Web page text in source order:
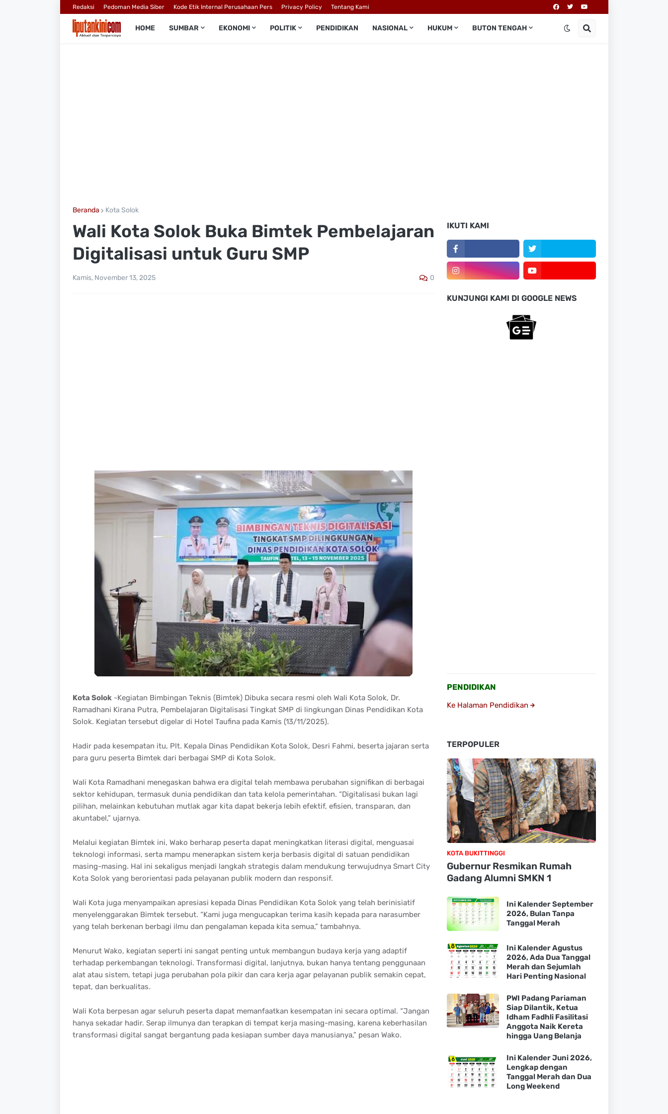
Redaksi Pedoman Media Siber Kode Etik Internal Perusahaan Pers Privacy Policy Tentang Kami
HOME SUMBAR EKONOMI POLITIK PENDIDIKAN NASIONAL HUKUM BUTON TENGAH
Beranda Kota Solok
Wali Kota Solok Buka Bimtek Pembelajaran
Digitalisasi untuk Guru SMP
Kamis, November 13, 2025 0
Kota Solok-Kegiatan Bimbingan Teknis (Bimtek) Dibuka secara resmi oleh Wali Kota Solok, Dr.
Ramadhani Kirana Putra, Pembelajaran Digitalisasi Tingkat SMP di lingkungan Dinas Pendidikan Kota
Solok. Kegiatan tersebut digelar di Hotel Taufina pada Kamis (13/11/2025).
Hadir pada kesempatan itu, Plt. Kepala Dinas Pendidikan Kota Solok, Desri Fahmi, beserta jajaran serta
para guru peserta Bimtek dari berbagai SMP di Kota Solok.
Wali Kota Ramadhani menegaskan bahwa era digital telah membawa perubahan signifikan di berbagai
sektor kehidupan, termasuk dunia pendidikan dan tata kelola pemerintahan. “Digitalisasi bukan lagi
pilihan, melainkan kebutuhan mutlak agar kita dapat bekerja lebih efektif, efisien, transparan, dan
akuntabel,” ujarnya.
Melalui kegiatan Bimtek ini, Wako berharap peserta dapat meningkatkan literasi digital, menguasai
teknologi informasi, serta mampu menerapkan sistem kerja berbasis digital di satuan pendidikan
masing-masing. Hal ini sekaligus menjadi langkah strategis dalam mendukung terwujudnya Smart City
Kota Solok yang berorientasi pada pelayanan publik modern dan responsif.
Wali Kota juga menyampaikan apresiasi kepada Dinas Pendidikan Kota Solok yang telah berinisiatif
menyelenggarakan Bimtek tersebut. “Kami juga mengucapkan terima kasih kepada para narasumber
yang telah berkenan berbagi ilmu dan pengalaman kepada kita semua,” tambahnya.
Menurut Wako, kegiatan seperti ini sangat penting untuk membangun budaya kerja yang adaptif
terhadap perkembangan teknologi. Transformasi digital, lanjutnya, bukan hanya tentang penggunaan
alat atau sistem, tetapi juga perubahan pola pikir dan cara kerja agar pelayanan publik semakin cepat,
tepat, dan berkualitas.
Wali Kota berpesan agar seluruh peserta dapat memanfaatkan kesempatan ini secara optimal. “Jangan
hanya sekadar hadir. Serap ilmunya dan terapkan di tempat kerja masing-masing, karena keberhasilan
transformasi digital sangat bergantung pada kesiapan sumber daya manusianya,” pesan Wako.
IKUTI KAMI
KUNJUNGI KAMI DI GOOGLE NEWS
PENDIDIKAN
Ke Halaman Pendidikan
TERPOPULER
KOTA BUKITTINGGI
Gubernur Resmikan Rumah
Gadang Alumni SMKN 1
Ini Kalender September
2026, Bulan Tanpa
Tanggal Merah
Ini Kalender Agustus
2026, Ada Dua Tanggal
Merah dan Sejumlah
Hari Penting Nasional
PWI Padang Pariaman
Siap Dilantik, Ketua
Idham Fadhli Fasilitasi
Anggota Naik Kereta
hingga Uang Belanja
Ini Kalender Juni 2026,
Lengkap dengan
Tanggal Merah dan Dua
Long Weekend